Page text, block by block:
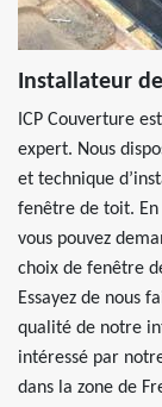
Installateur
ICP Couverture
expert. Nous
et technique
fenêtre de toit.
vous pouvez
choix de fenêtre
Essayez de nous
qualité de notre
intéressé par
dans la zone de